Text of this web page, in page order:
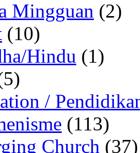
Mingguan (2)
(10)
Hindu (1)
/
(113)
Church (37)